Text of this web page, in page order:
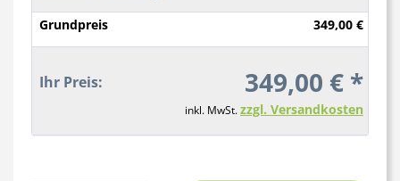
Grundpreis 349,00 €
Ihr Preis: 349,00 € *
inkl. MwSt.zzgl. Versandkosten